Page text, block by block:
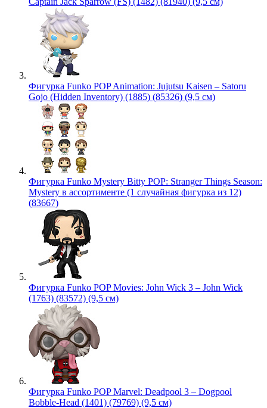
Фигурка Funko POP Animation: Jujutsu Kaisen – Satoru
Gojo (Hidden Inventory) (1885) (85326) (9,5 см)
Фигурка Funko Mystery Bitty POP: Stranger Things Season:
Mystery в ассортименте (1 случайная фигурка из 12)
(83667)
Фигурка Funko POP Movies: John Wick 3 – John Wick
(1763) (83572) (9,5 см)
Фигурка Funko POP Marvel: Deadpool 3 – Dogpool
Bobble-Head (1401) (79769) (9,5 см)